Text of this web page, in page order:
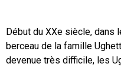
Début du XXe siècle, dans
berceau de la famille
devenue très difficile, les